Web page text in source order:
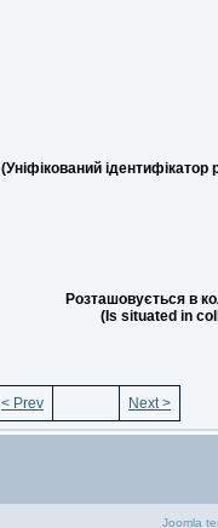
(Уніфікований ідентифікатор
Розташовується в
(Is situated in
< Prev Next >
Joomla